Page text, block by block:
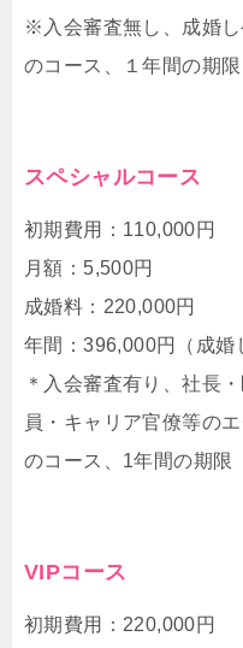
※入会審査無し、成婚
のコース、１年間の期限
スペシャルコース
初期費用：110,000円
月額：5,500円
成婚料：220,000円
年間：396,000円（成婚
＊入会審査有り、社長
員・キャリア官僚等の
のコース、1年間の期限
VIPコース
初期費用：220,000円